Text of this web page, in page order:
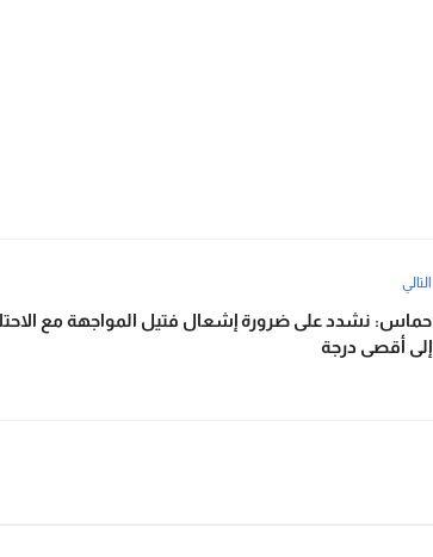
التالي
حماس: نشدد على ضرورة إشعال فتيل المواجهة مع
إلى أقصى درجة